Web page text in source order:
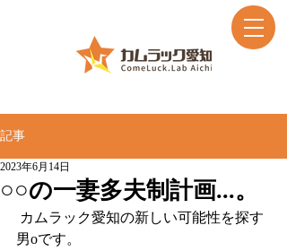
記事
○○の一妻多夫制計画...。
2023年6月14日
男oです。